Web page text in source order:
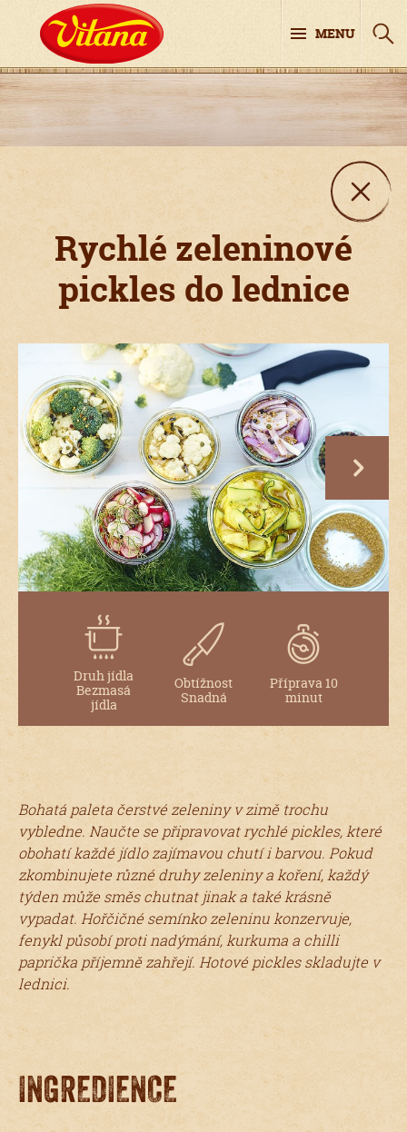
MENU
Rychlé zeleninové
pickles do lednice
next
Druh jídla
Bezmasá
jídla
Obtížnost
Snadná
Příprava 10
minut
Bohatá paleta čerstvé zeleniny v zimě trochu
vybledne. Naučte se připravovat rychlé pickles, které
obohatí každé jídlo zajímavou chutí i barvou. Pokud
zkombinujete různé druhy zeleniny a koření, každý
týden může směs chutnat jinak a také krásně
vypadat. Hořčičné semínko zeleninu konzervuje,
fenykl působí proti nadýmání, kurkuma a chilli
paprička příjemně zahřejí. Hotové pickles skladujte v
lednici.
INGREDIENCE